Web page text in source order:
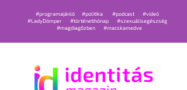
#programajánló #politika #podcast
#videó
#LadyDömper
#történetihónap
#szexuálisegészség
#magdiagőzben
#macskamedve